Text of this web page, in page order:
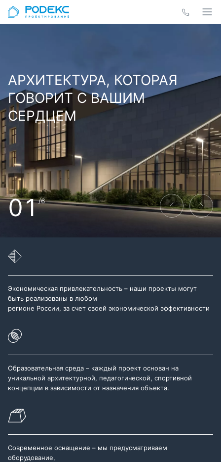
АРХИТЕКТУРА, КОТОРАЯ
ГОВОРИТ С ВАШИМ
СЕРДЦЕМ
01/6
Экономическая привлекательность – наши проекты могут
быть реализованы в любом
регионе России, за счет своей экономической эффективности
Образовательная среда – каждый проект основан на
уникальной архитектурной, педагогической, спортивной
концепции в зависимости от назначения объекта.
Современное оснащение – мы предусматриваем
оборудование,